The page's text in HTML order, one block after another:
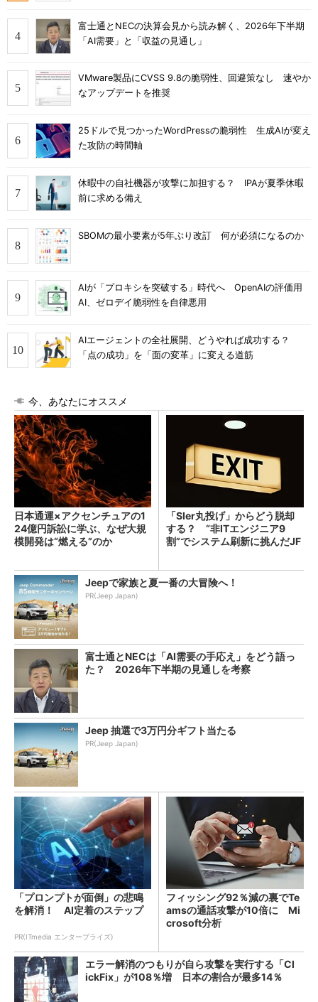
富士通とNECの決算会見から読み解く、2026年下半期
「AI需要」と「収益の見通し」
VMware製品にCVSS 9.8の脆弱性、回避策なし 速やか
なアップデートを推奨
25ドルで見つかったWordPressの脆弱性 生成AIが変え
た攻防の時間軸
休暇中の自社機器が攻撃に加担する？ IPAが夏季休暇
前に求める備え
SBOMの最小要素が5年ぶり改訂 何が必須になるのか
AIが「プロキシを突破する」時代へ OpenAIの評価用
AI、ゼロデイ脆弱性を自律悪用
AIエージェントの全社展開、どうやれば成功する？
「点の成功」を「面の変革」に変える道筋
今、あなたにオススメ
日本通運×アクセンチュアの1
24億円訴訟に学ぶ、なぜ大規
模開発は“燃える”のか
「SIer丸投げ」からどう脱却
する？ “非ITエンジニア9
割”でシステム刷新に挑んだJF
Jeepで家族と夏一番の大冒険へ！
PR(Jeep Japan)
富士通とNECは「AI需要の手応え」をどう語っ
た？ 2026年下半期の見通しを考察
Jeep 抽選で3万円分ギフト当たる
PR(Jeep Japan)
「プロンプトが面倒」の悲鳴
を解消！ AI定着のステップ
PR(ITmedia エンタープライズ)
フィッシング92％減の裏でTe
amsの通話攻撃が10倍に Mi
crosoft分析
エラー解消のつもりが自ら攻撃を実行する「Cl
ickFix」が108％増 日本の割合が最多14％